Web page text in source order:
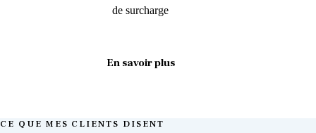
de surcharge
En savoir plus
CE QUE MES CLIENTS DISENT